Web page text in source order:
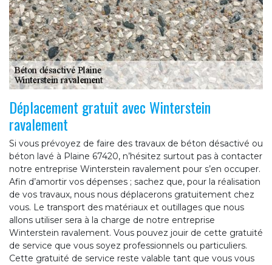
Déplacement gratuit avec Winterstein
ravalement
Si vous prévoyez de faire des travaux de béton désactivé ou
béton lavé à Plaine 67420, n’hésitez surtout pas à contacter
notre entreprise Winterstein ravalement pour s’en occuper.
Afin d’amortir vos dépenses ; sachez que, pour la réalisation
de vos travaux, nous nous déplacerons gratuitement chez
vous. Le transport des matériaux et outillages que nous
allons utiliser sera à la charge de notre entreprise
Winterstein ravalement. Vous pouvez jouir de cette gratuité
de service que vous soyez professionnels ou particuliers.
Cette gratuité de service reste valable tant que vous vous